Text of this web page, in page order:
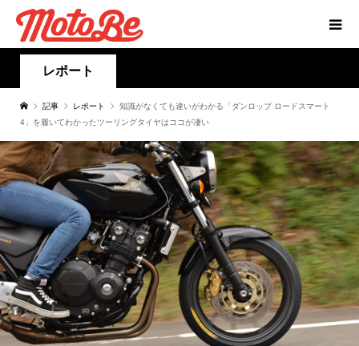
レポート
記事 レポート
知識がなくても違いがわかる「ダンロップ ロードスマート
4」を履いてわかったツーリングタイヤはココが凄い